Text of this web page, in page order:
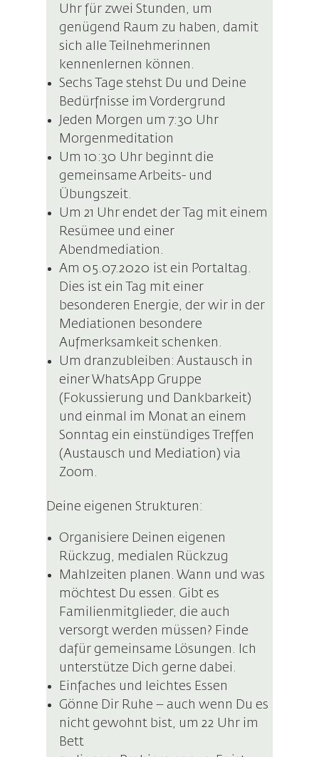
Uhr für zwei Stunden, um
genügend Raum zu haben, damit
sich alle Teilnehmerinnen
kennenlernen können.
Sechs Tage stehst Du und Deine
Bedürfnisse im Vordergrund
Jeden Morgen um 7:30 Uhr
Morgenmeditation
Um 10:30 Uhr beginnt die
gemeinsame Arbeits- und
Übungszeit.
Um 21 Uhr endet der Tag mit einem
Resümee und einer
Abendmediation.
Am 05.07.2020 ist ein Portaltag.
Dies ist ein Tag mit einer
besonderen Energie, der wir in der
Mediationen besondere
Aufmerksamkeit schenken.
Um dranzubleiben: Austausch in
einer WhatsApp Gruppe
(Fokussierung und Dankbarkeit)
und einmal im Monat an einem
Sonntag ein einstündiges Treffen
(Austausch und Mediation) via
Zoom.
Deine eigenen Strukturen:
Organisiere Deinen eigenen
Rückzug, medialen Rückzug
Mahlzeiten planen. Wann und was
möchtest Du essen. Gibt es
Familienmitglieder, die auch
versorgt werden müssen? Finde
dafür gemeinsame Lösungen. Ich
unterstütze Dich gerne dabei.
Einfaches und leichtes Essen
Gönne Dir Ruhe – auch wenn Du es
nicht gewohnt bist, um 22 Uhr im
Bett